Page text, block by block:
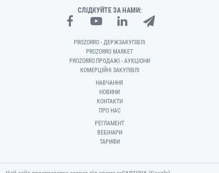
СЛІДКУЙТЕ ЗА НАМИ:
PROZORRO - ДЕРЖЗАКУПІВЛІ
PROZORRO MARKET
PROZORRO.ПРОДАЖІ - АУКЦІОНИ
КОМЕРЦІЙНІ ЗАКУПІВЛІ
НАВЧАННЯ
НОВИНИ
КОНТАКТИ
ПРО НАС
РЕГЛАМЕНТ
ВЕБІНАРИ
ТАРИФИ